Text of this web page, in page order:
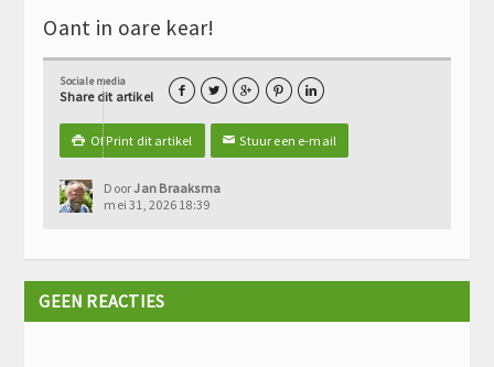
Oant in oare kear!
Sociale media
Share dit artikel     
 Of Print dit artikel ✉Stuur een e-mail
DoorJan Braaksma
mei 31, 2026 18:39
GEEN REACTIES